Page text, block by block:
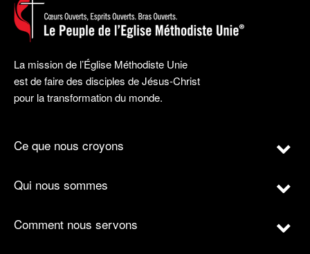
La mission de l’Église Méthodiste Unie
est de faire des disciples de Jésus-Christ
pour la transformation du monde.
Ce que nous croyons
Qui nous sommes
Comment nous servons